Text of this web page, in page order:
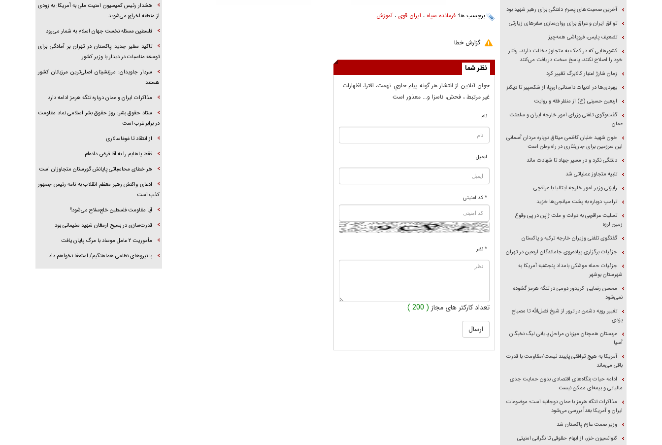
برچسب ها: فرمانده سپاه ، ایران قوی ، آموزش
گزارش خطا
نظر شما
جوان آنلاين از انتشار هر گونه پيام حاوي تهمت، افترا، اظهارات
غير مرتبط ، فحش، ناسزا و... معذور است
نام
ایمیل
* کد امنیتی
* نظر
تعداد کارکتر های مجاز ( 200 )
آخرین صحبت‌های پسرم دلتنگی برای رهبر شهید بود
توافق ایران و عراق برای روان‌سازی سفر‌های زیارتی
تضعیف پلیس، فروپاشی همه‌چیز
کشور‌هایی که در کمک به متجاوز دخالت دارند، رفتار
خود را اصلاح نکنند، پاسخ سخت دریافت می‌کنند
زمان شارژ اعتبار کالابرگ تغییر کرد
یهودی‌ها در ادبیات داستانی اروپا؛ از شکسپیر تا دیکنز
اربعین حسینی (ع) از منظر فقه و روایت
گفت‌وگوی تلفنی وزرای امور خارجه ایران و سلطنت
عمان
خون شهید خلبان کاظمی میثاق دوباره مردان آسمانی
این سرزمین برای جان‌نثاری در راه وطن است
دلتنگی نکرد و در مسیر جهاد تا شهادت ماند
تنبیه متجاوز عملیاتی شد
رایزنی وزیر امور خارجه ایتالیا با عراقچی
ترامپ دوباره به پشت میانجی‌ها خزید
تسلیت عراقچی به دولت و ملت ژاپن در پی وقوع
زمین لرزه
گفتگوی تلفنی وزیران خارجه ترکیه و پاکستان
جزئیات برگزاری پیاده‌روی جاماندگان اربعین در تهران
جزئیات حمله موشکی بامداد پنجشنبه آمریکا به
شهرستان بوشهر
محسن رضایی: کریدور دومی در تنگه هرمز گشوده
نمی‌شود
تغییر رویه دشمن در ترور از شیخ فضل‌الله تا مصباح
یزدی
عربستان همچنان میزبان مراحل پایانی لیگ نخبگان
آسیا
آمریکا به هیچ توافقی پایبند نیست/مقاومت با قدرت
باقی می‌ماند
ادامه حیات بنگاه‌های اقتصادی بدون حمایت جدی
مالیاتی و بیمه‌ای ممکن نیست
مذاکرات تنگه هرمز با عمان دوجانبه است؛ موضوعات
ایران و آمریکا بعداً بررسی می‌شود
وزیر صمت عازم پاکستان شد
کنوانسیون خزر، از ابهام حقوقی تا نگرانی امنیتی
هشدار رئیس کمیسیون امنیت ملی به آمریکا: به زودی
از منطقه اخراج می‌شوید
فلسطین مسئله نخست جهان اسلام به شمار می‌رود
تاکید سفیر جدید پاکستان در تهران بر آمادگی برای
توسعه مناسبات در دیدار با وزیر کشور
سردار جاویدان: مرزنشینان اصلی‌ترین مرزبانان کشور
هستند
مذاکرات ایران و عمان درباره تنگه هرمز ادامه دارد
ستاد حقوق بشر: روز حقوق بشر اسلامی نماد مقاومت
در برابر غرب است
از انتقاد تا غوغاسالاری
فقط پاهایم را به آقا قرض داده‌ام
هر خطای محاسباتی پایانش گورستان متجاوزان است
ادعای واکنش رهبر معظم انقلاب به نامه رئیس جمهور
کذب است
آیا مقاومت فلسطین خلع‌سلاح می‌شود؟
قدرت‌سازی در بسیج ارمغان شهید سلیمانی بود
مأموریت ۲ عامل موساد با مرگ پایان یافت
با نیرو‌های نظامی هماهنگیم/ استعفا نخواهم داد